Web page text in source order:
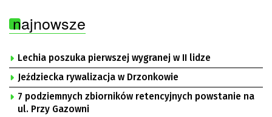
najnowsze
Lechia poszuka pierwszej wygranej w II lidze
Jeździecka rywalizacja w Drzonkowie
7 podziemnych zbiorników retencyjnych powstanie na
ul. Przy Gazowni